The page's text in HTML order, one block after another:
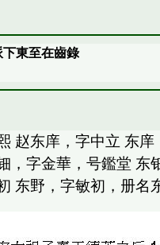
東至在齒錄
赵东庠，字中立 东
，字金華，号鑑堂
东野，字敏初，册名